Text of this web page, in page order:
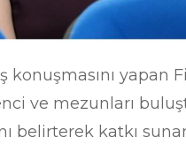
konuşmasını yapan
ve mezunları
belirterek katkı